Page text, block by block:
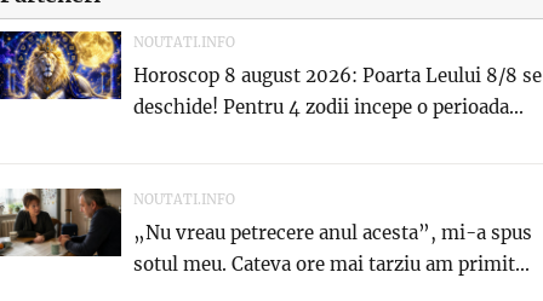
NOUTATI.INFO
Horoscop 8 august 2026: Poarta Leului 8/8 se
deschide! Pentru 4 zodii incepe o perioada...
NOUTATI.INFO
„Nu vreau petrecere anul acesta”, mi-a spus
sotul meu. Cateva ore mai tarziu am primit...